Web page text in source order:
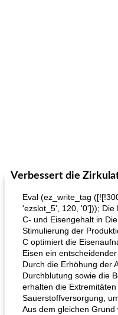
Verbessert die
Eval (ez_write_tag
'ezslot_5', 120, '0'])); Die
C- und Eisengehalt in
Stimulierung der
C optimiert die
Eisen ein
Durch die Erhöhung der
Durchblutung sowie die
erhalten die
Sauerstoffversorgung,
Aus dem gleichen Grund